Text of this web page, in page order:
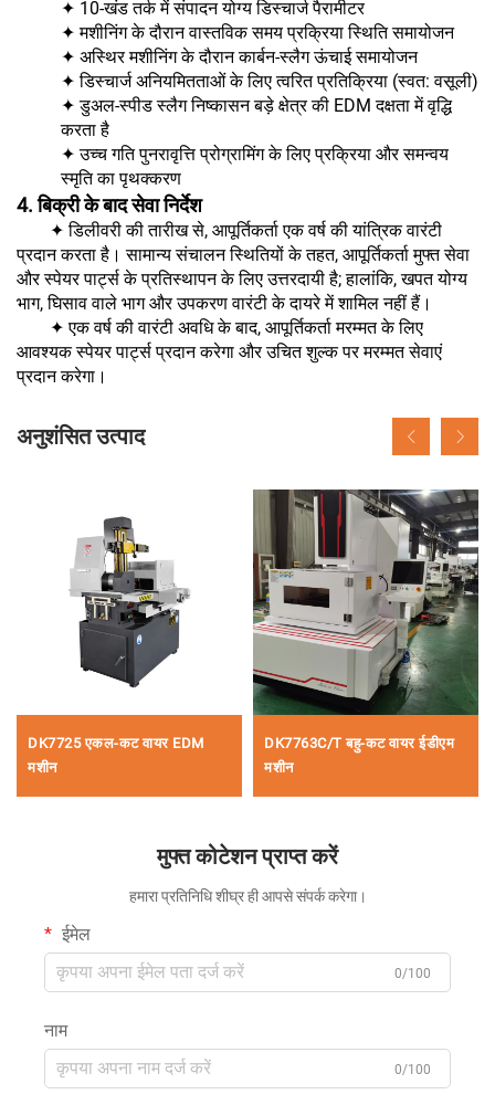
✦ 10-खंड तर्क में संपादन योग्य डिस्चार्ज पैरामीटर
✦ मशीनिंग के दौरान वास्तविक समय प्रक्रिया स्थिति समायोजन
✦ अस्थिर मशीनिंग के दौरान कार्बन-स्लैग ऊंचाई समायोजन
✦ डिस्चार्ज अनियमितताओं के लिए त्वरित प्रतिक्रिया (स्वत: वसूली)
✦ डुअल-स्पीड स्लैग निष्कासन बड़े क्षेत्र की EDM दक्षता में वृद्धि
करता है
✦ उच्च गति पुनरावृत्ति प्रोग्रामिंग के लिए प्रक्रिया और समन्वय
स्मृति का पृथक्करण
4. बिक्री के बाद सेवा निर्देश
✦ डिलीवरी की तारीख से, आपूर्तिकर्ता एक वर्ष की यांत्रिक वारंटी
प्रदान करता है। सामान्य संचालन स्थितियों के तहत, आपूर्तिकर्ता मुफ्त सेवा
और स्पेयर पार्ट्स के प्रतिस्थापन के लिए उत्तरदायी है; हालांकि, खपत योग्य
भाग, घिसाव वाले भाग और उपकरण वारंटी के दायरे में शामिल नहीं हैं।
✦ एक वर्ष की वारंटी अवधि के बाद, आपूर्तिकर्ता मरम्मत के लिए
आवश्यक स्पेयर पार्ट्स प्रदान करेगा और उचित शुल्क पर मरम्मत सेवाएं
प्रदान करेगा।
अनुशंसित उत्पाद
DK7725 एकल-कट वायर EDM
मशीन
DK7763C/T बहु-कट वायर ईडीएम
मशीन
मुफ्त कोटेशन प्राप्त करें
हमारा प्रतिनिधि शीघ्र ही आपसे संपर्क करेगा।
ईमेल
0/100
नाम
0/100